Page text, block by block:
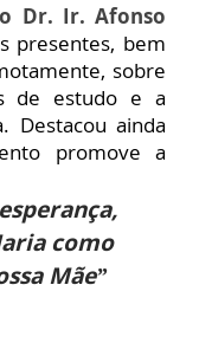
o Dr. Ir. Afonso
presentes, bem
sobre
de estudo e a
Destacou ainda
promove a
como
Mãe”